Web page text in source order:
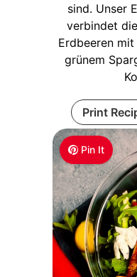
Pin It
sind. Unser
verbindet
Erdbeeren
grünem
Print